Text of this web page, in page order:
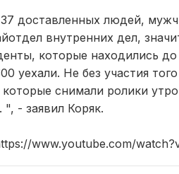
доставленных людей,
внутренних дел,
которые находились
уехали. Не без участия
снимали ролики
", - заявил Коряк.
www.youtube.com/